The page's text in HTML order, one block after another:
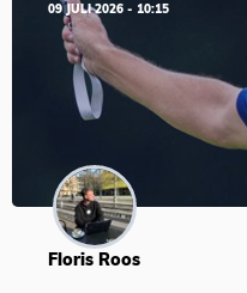
09 JULI 2026 - 10:15
Floris Roos